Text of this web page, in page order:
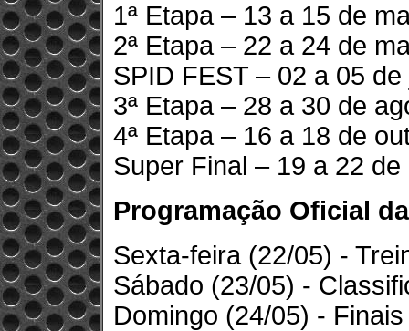
1ª Etapa – 13 a 15 de
2ª Etapa – 22 a 24 de
SPID FEST – 02 a 05 de
3ª Etapa – 28 a 30 de
4ª Etapa – 16 a 18 de
Super Final – 19 a 22
Programação Oficial
Sexta-feira (22/05) -
Sábado (23/05) -
Domingo (24/05) -